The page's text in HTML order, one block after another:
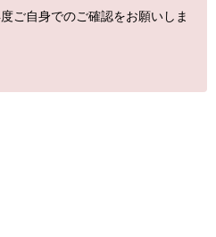
ご自身でのご確認をお願いしま